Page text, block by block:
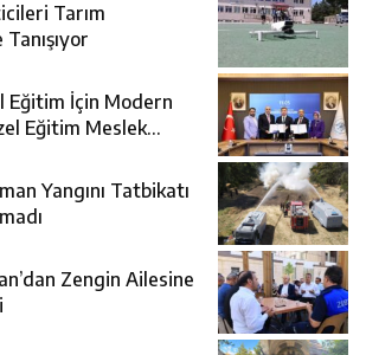
Tarım
Eğitim İçin Modern
Eğitim Meslek
Yangını Tatbikatı
Zengin Ailesine